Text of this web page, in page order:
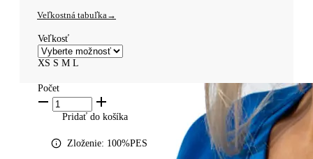
Veľkostná tabuľka
Veľkosť
XS S M L
Počet
Pridať do košíka ​
Zloženie: 100%PES